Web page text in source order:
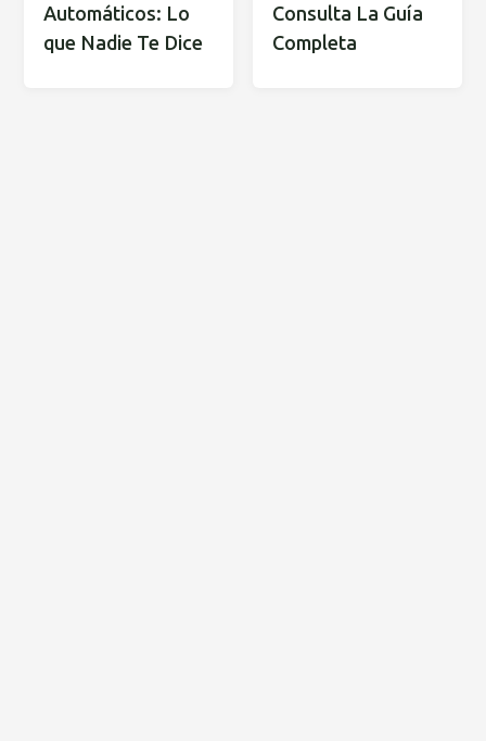
Automáticos: Lo
que Nadie Te Dice
Consulta La Guía
Completa